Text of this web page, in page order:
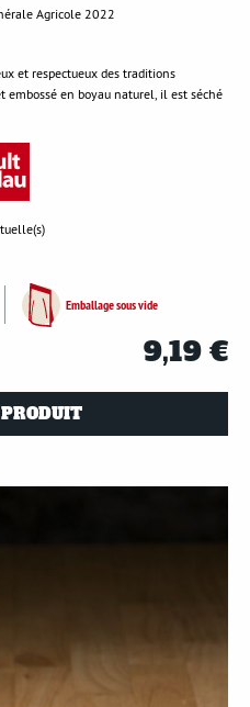
Agricole 2022
et respectueux des traditions
embossé en boyau naturel, il est séché
Emballage sous vide
9,19 €